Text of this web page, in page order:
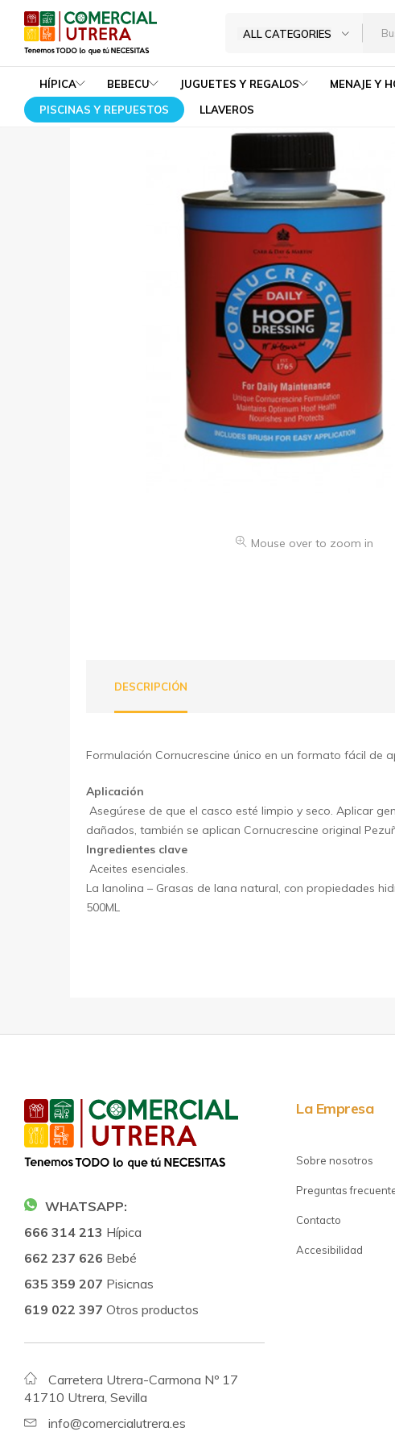
Comercial
Utrera
Tenemos
TODO
lo
que
ALL CATEGORIES
HÍPICA BEBECU JUGUETES Y REGALOS MENAJE Y
PISCINAS Y REPUESTOS
LLAVEROS
Home Hípica POMADA DE
Mouse over to zoom in
DESCRIPCIÓN
Formulación Cornucrescine único en un formato fácil
Aplicación
Asegúrese de que el casco esté limpio y seco. Aplicar
dañados, también se aplican Cornucrescine original
Ingredientes clave
Aceites esenciales.
La lanolina – Grasas de lana natural, con propiedades
500ML
WHATSAPP:
666 314 213 Hípica
662 237 626 Bebé
635 359 207 Pisicnas
619 022 397 Otros productos
Carretera Utrera-Carmona Nº 17
41710 Utrera, Sevilla
info@comercialutrera.es
La Empresa
Sobre nosotros
Preguntas
Contacto
Accesibilidad